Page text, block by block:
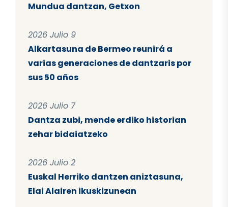
Mundua dantzan, Getxon
2026 Julio 9
Alkartasuna de Bermeo reunirá a
varias generaciones de dantzaris por
sus 50 años
2026 Julio 7
Dantza zubi, mende erdiko historian
zehar bidaiatzeko
2026 Julio 2
Euskal Herriko dantzen aniztasuna,
Elai Alairen ikuskizunean